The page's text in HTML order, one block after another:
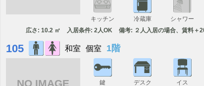
キッチン 冷蔵庫 シャワー
広さ: 10.2 ㎡ 入居条件: 2人OK 備考: ２人入居の場合、賃料＋
105 和室 個室 1階
NO IMAGE 鍵 デスク イス